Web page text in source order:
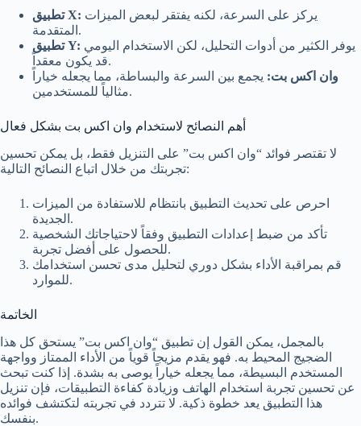
تطبيق X:
المتقدمة.
تطبيق Y:
قد يكون معقداً.
وان اكس بت: يجمع بين السرعة والبساطة، مما يجعله خياراً
مثالياً للمستخدمين.
أهم النصائح لاستخدام وان اكس بت بشكل فعال
لا تقتصر فوائد “وان اكس بت” على التنزيل فقط، بل يمكن تحسين
تجربتك من خلال اتباع النصائح التالية:
احرص على تحديث التطبيق بانتظام للاستفادة من الميزات
الجديدة.
تأكد من ضبط إعدادات التطبيق وفقاً لاحتياجاتك الشخصية
للحصول على أفضل تجربة.
قم بمراقبة الأداء بشكل دوري لتحليل مدى تحسن استخدامك
للموارد.
الخاتمة
بالمجمل، يمكن القول إن تطبيق “وان اكس بت” يستحق كل هذا
الضجيج المحيط به. فهو يقدم مزيجاً قوياً من الأداء الممتاز وواجهة
المستخدم البسيطة، مما يجعله خياراً يوصى به بشدة. إذا كنت تبحث
عن تحسين تجربة استخدام الهاتف وزيادة كفاءة التطبيقات، فإن تنزيل
هذا التطبيق يعد خطوة ذكية. لا تتردد في تجربته لتكتشف فوائده
بنفسك.